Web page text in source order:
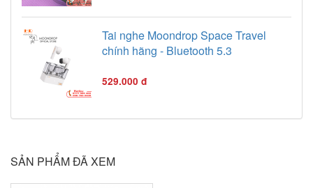
Tai nghe Moondrop Space Travel
chính hãng - Bluetooth 5.3
529.000 đ
SẢN PHẨM ĐÃ XEM